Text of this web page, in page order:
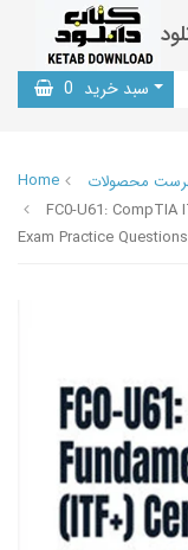
سبد خرید 0
Home
محصولات
FC0-U61:
Exam Practice